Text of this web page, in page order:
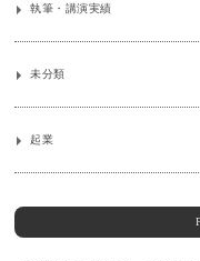
執筆・講演実績
未分類
起業